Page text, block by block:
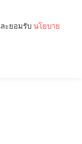
ะยอมรับ นโยบาย